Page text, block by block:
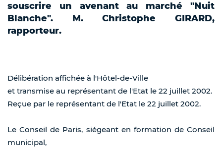
souscrire un avenant au marché "Nuit
Blanche". M. Christophe GIRARD,
rapporteur.
Délibération affichée à l'Hôtel-de-Ville
et transmise au représentant de l'Etat le 22 juillet 2002.
Reçue par le représentant de l'Etat le 22 juillet 2002.
Le Conseil de Paris, siégeant en formation de Conseil
municipal,